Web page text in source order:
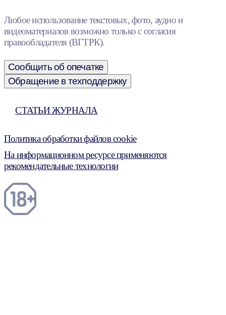
Любое использование текстовых, фото, аудио и
видеоматериалов возможно только с согласия
правообладателя (ВГТРК).
Сообщить об опечатке
Обращение в техподдержку
СТАТЬИ ЖУРНАЛА
Политика обработки файлов cookie
На информационном ресурсе применяются
рекомендательные технологии